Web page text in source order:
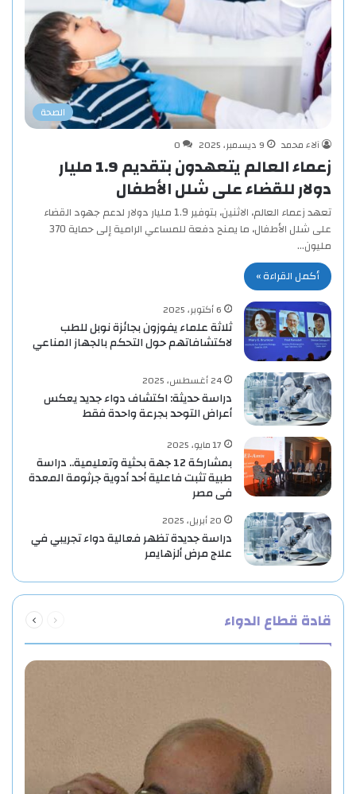
الصحة
آلاء محمد
9 ديسمبر، 2025 0
زعماء العالم يتعهدون بتقديم 1.9 مليار
دولار للقضاء على شلل الأطفال
تعهد زعماء العالم، الاثنين، بتوفير 1.9 مليار دولار لدعم جهود القضاء
على شلل الأطفال، ما يمنح دفعة للمساعي الرامية إلى حماية 370
مليون…
أكمل القراءة »
6 أكتوبر، 2025
ثلاثة علماء يفوزون بجائزة نوبل للطب
لاكتشافاتهم حول التحكم بالجهاز المناعي
24 أغسطس، 2025
دراسة حديثة: اكتشاف دواء جديد يعكس
أعراض التوحد بجرعة واحدة فقط
17 مايو، 2025
بمشاركة 12 جهة بحثية وتعليمية.. دراسة
طبية تثبت فاعلية أحد أدوية جرثومة المعدة
فى مصر
20 أبريل، 2025
دراسة جديدة تظهر فعالية دواء تجريبي في
علاج مرض ألزهايمر
قادة قطاع الدواء الصفحةالصفحة